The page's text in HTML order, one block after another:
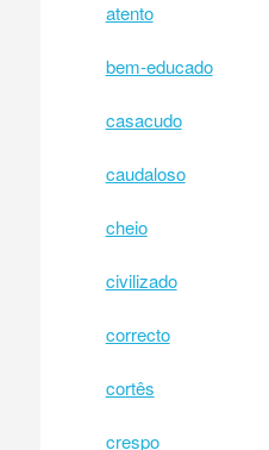
atento
bem-educado
casacudo
caudaloso
cheio
civilizado
correcto
cortês
crespo